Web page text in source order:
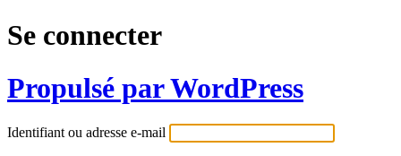
Se connecter
Propulsé par WordPress
Identifiant ou adresse e-mail